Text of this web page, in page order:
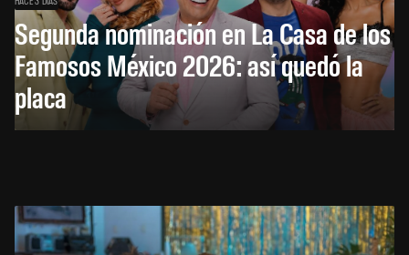
Segunda nominación en La Casa de los
Famosos México 2026: así quedó la
placa